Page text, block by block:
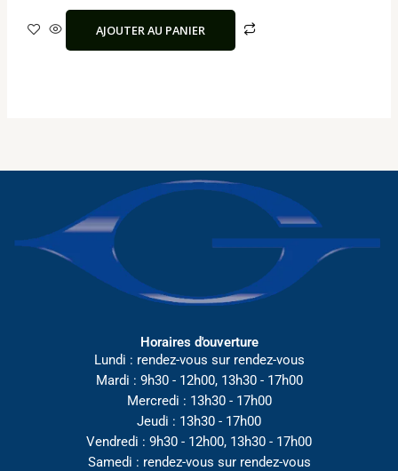
AJOUTER AU PANIER
Horaires d'ouverture
Lundi : rendez-vous sur rendez-vous
Mardi : 9h30 - 12h00, 13h30 - 17h00
Mercredi : 13h30 - 17h00
Jeudi : 13h30 - 17h00
Vendredi : 9h30 - 12h00, 13h30 - 17h00
Samedi : rendez-vous sur rendez-vous